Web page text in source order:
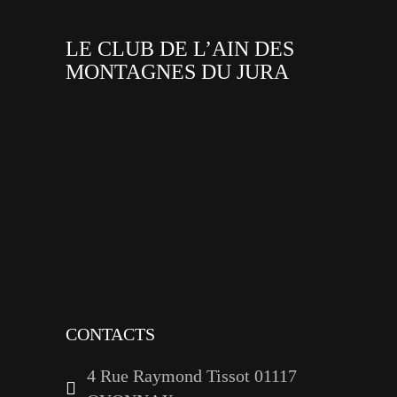
LE CLUB DE L’AIN DES
MONTAGNES DU JURA
CONTACTS
4 Rue Raymond Tissot 01117